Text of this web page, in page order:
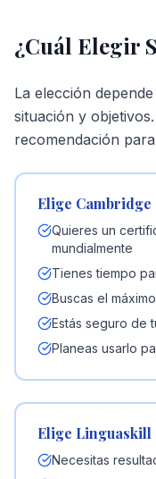
¿Cuál Elegir
La elección
situación y
recomendación
Elige Cambridge
Quieres un
mundialmente
Tienes tiempo
Buscas el
Estás seguro de
Planeas usarlo
Elige Linguaskill
Necesitas